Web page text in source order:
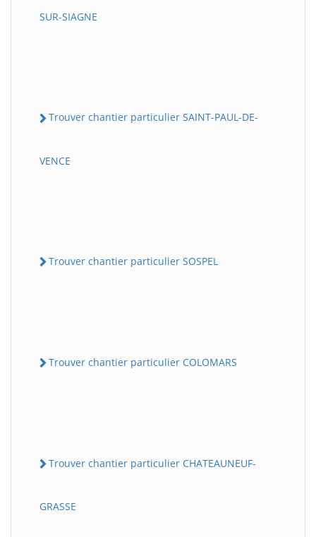
SUR-SIAGNE
Trouver chantier particulier SAINT-PAUL-DE-
VENCE
Trouver chantier particulier SOSPEL
Trouver chantier particulier COLOMARS
Trouver chantier particulier CHATEAUNEUF-
GRASSE